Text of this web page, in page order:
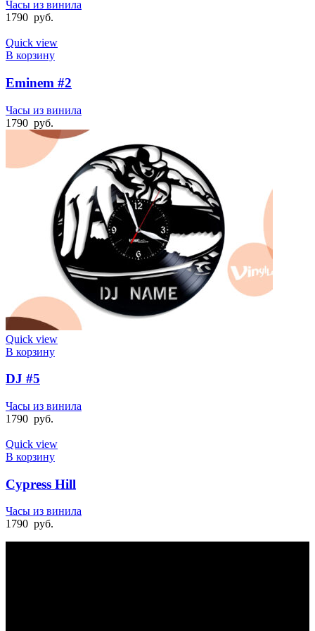
Часы из винила
1790 руб.
Quick view
В корзину
Eminem #2
Часы из винила
1790 руб.
Quick view
В корзину
DJ #5
Часы из винила
1790 руб.
Quick view
В корзину
Cypress Hill
Часы из винила
1790 руб.